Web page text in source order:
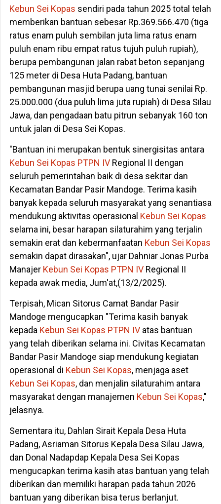
Kebun Sei Kopas sendiri pada tahun 2025 total telah
memberikan bantuan sebesar Rp.369.566.470 (tiga
ratus enam puluh sembilan juta lima ratus enam
puluh enam ribu empat ratus tujuh puluh rupiah),
berupa pembangunan jalan rabat beton sepanjang
125 meter di Desa Huta Padang, bantuan
pembangunan masjid berupa uang tunai senilai Rp.
25.000.000 (dua puluh lima juta rupiah) di Desa Silau
Jawa, dan pengadaan batu pitrun sebanyak 160 ton
untuk jalan di Desa Sei Kopas.
"Bantuan ini merupakan bentuk sinergisitas antara
Kebun Sei Kopas PTPN IVRegional II dengan
seluruh pemerintahan baik di desa sekitar dan
Kecamatan Bandar Pasir Mandoge. Terima kasih
banyak kepada seluruh masyarakat yang senantiasa
mendukung aktivitas operasional Kebun Sei Kopas
selama ini, besar harapan silaturahim yang terjalin
semakin erat dan kebermanfaatan Kebun Sei Kopas
semakin dapat dirasakan", ujar Dahniar Jonas Purba
Manajer Kebun Sei Kopas PTPN IVRegional II
kepada awak media, Jum'at,(13/2/2025).
Terpisah, Mican Sitorus Camat Bandar Pasir
Mandoge mengucapkan "Terima kasih banyak
kepada Kebun Sei Kopas PTPN IVatas bantuan
yang telah diberikan selama ini. Civitas Kecamatan
Bandar Pasir Mandoge siap mendukung kegiatan
operasional di Kebun Sei Kopas, menjaga aset
Kebun Sei Kopas, dan menjalin silaturahim antara
masyarakat dengan manajemen Kebun Sei Kopas,"
jelasnya.
Sementara itu, Dahlan Sirait Kepala Desa Huta
Padang, Asriaman Sitorus Kepala Desa Silau Jawa,
dan Donal Nadapdap Kepala Desa Sei Kopas
mengucapkan terima kasih atas bantuan yang telah
diberikan dan memiliki harapan pada tahun 2026
bantuan yang diberikan bisa terus berlanjut.